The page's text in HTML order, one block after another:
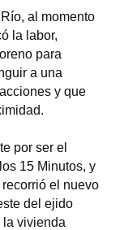
al momento
la labor,
para
a una
y que
por ser el
15 Minutos, y
el nuevo
del ejido
la vivienda